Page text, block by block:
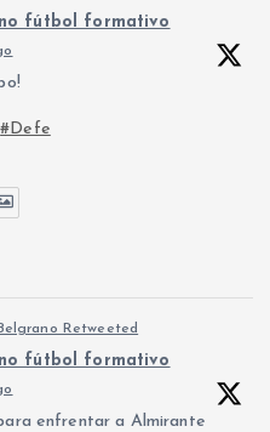
fútbol formativo
#Defe
Retweeted
fútbol formativo
enfrentar a Almirante